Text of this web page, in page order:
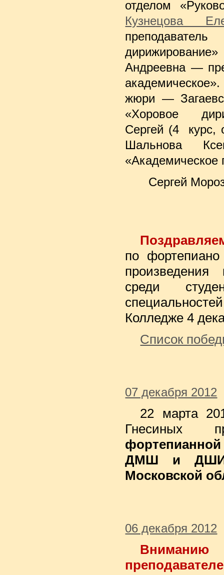
отделом
Кузнецова
Андреевна —
жюри —
«Хоровое
Сергей (4 курс,
Шальнова
«Академическое
Сергей
по
произведения
среди
Колледже 4
Список
07 декабря 2012
22 марта
Гнесиных
ДМШ и ДШИ
Московской
06 декабря 2012